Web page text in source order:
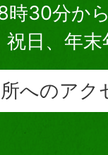
時30分か
祝日、年
へのアク